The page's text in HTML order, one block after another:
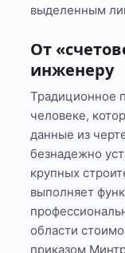
выделенным
От
инженеру
Традиционное
человеке,
данные из
безнадежно
крупных
выполняет
области
приказом